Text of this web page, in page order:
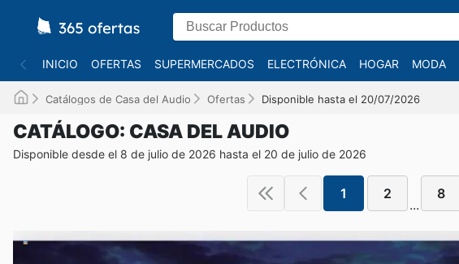
INICIO OFERTAS SUPERMERCADOS ELECTRÓNICA HOGAR MODA
Catálogos de Casa del Audio Ofertas Disponible hasta el 20/07/2026
CATÁLOGO: CASA DEL AUDIO
Disponible desde el 8 de julio de 2026 hasta el 20 de julio de 2026
1 2
...
8